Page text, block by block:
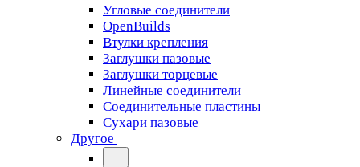
Угловые соединители
OpenBuilds
Втулки крепления
Заглушки пазовые
Заглушки торцевые
Линейные соединители
Соединительные пластины
Сухари пазовые
Другое